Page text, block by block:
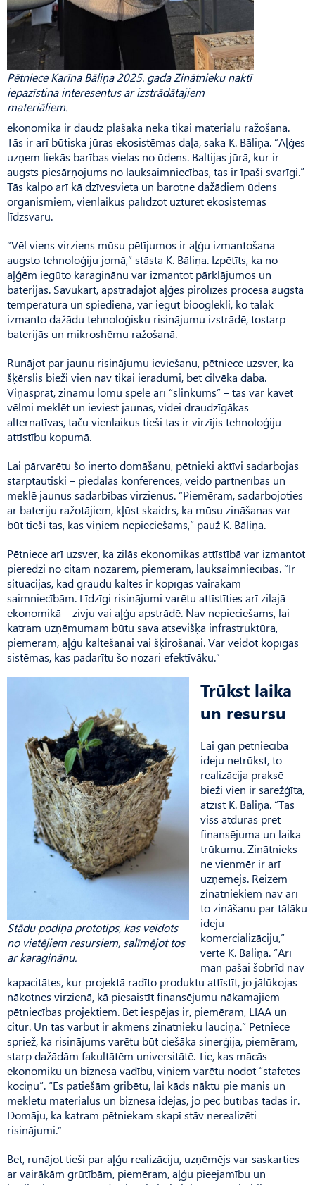
Pētniece Karīna Bāliņa 2025. gada Zinātnieku naktī
iepazīstina interesentus ar izstrādātajiem
materiāliem.
ekonomikā ir daudz plašāka nekā tikai materiālu ražošana.
Tās ir arī būtiska jūras ekosistēmas daļa, saka K. Bāliņa. “Aļģes
uzņem liekās barības vielas no ūdens. Baltijas jūrā, kur ir
augsts piesārņojums no lauksaimniecības, tas ir īpaši svarīgi.”
Tās kalpo arī kā dzīvesvieta un barotne dažādiem ūdens
organismiem, vienlaikus palīdzot uzturēt ekosistēmas
līdzsvaru.
“Vēl viens virziens mūsu pētījumos ir aļģu izmantošana
augsto tehnoloģiju jomā,” stāsta K. Bāliņa. Izpētīts, ka no
aļģēm iegūto karaginānu var izmantot pārklājumos un
baterijās. Savukārt, apstrādājot aļģes pirolīzes procesā augstā
temperatūrā un spiedienā, var iegūt biooglekli, ko tālāk
izmanto dažādu tehnoloģisku risinājumu izstrādē, tostarp
baterijās un mikroshēmu ražošanā.
Runājot par jaunu risinājumu ieviešanu, pētniece uzsver, ka
šķērslis bieži vien nav tikai ieradumi, bet cilvēka daba.
Viņasprāt, zināmu lomu spēlē arī “slinkums” – tas var kavēt
vēlmi meklēt un ieviest jaunas, videi draudzīgākas
alternatīvas, taču vienlaikus tieši tas ir virzījis tehnoloģiju
attīstību kopumā.
Lai pārvarētu šo inerto domāšanu, pētnieki aktīvi sadarbojas
starptautiski – piedalās konferencēs, veido partnerības un
meklē jaunus sadarbības virzienus. “Piemēram, sadarbojoties
ar bateriju ražotājiem, kļūst skaidrs, ka mūsu zināšanas var
būt tieši tas, kas viņiem nepieciešams,” pauž K. Bāliņa.
Pētniece arī uzsver, ka zilās ekonomikas attīstībā var izmantot
pieredzi no citām nozarēm, piemēram, lauksaimniecības. “Ir
situācijas, kad graudu kaltes ir kopīgas vairākām
saimniecībām. Līdzīgi risinājumi varētu attīstīties arī zilajā
ekonomikā – zivju vai aļģu apstrādē. Nav nepieciešams, lai
katram uzņēmumam būtu sava atsevišķa infrastruktūra,
piemēram, aļģu kaltēšanai vai šķirošanai. Var veidot kopīgas
sistēmas, kas padarītu šo nozari efektīvāku.”
Stādu podiņa prototips, kas veidots
no vietējiem resursiem, salīmējot tos
ar karaginānu.
Trūkst laika
un resursu
Lai gan pētniecībā
ideju netrūkst, to
realizācija praksē
bieži vien ir sarežģīta,
atzīst K. Bāliņa. “Tas
viss atduras pret
finansējuma un laika
trūkumu. Zinātnieks
ne vienmēr ir arī
uzņēmējs. Reizēm
zinātniekiem nav arī
to zināšanu par tālāku
ideju
komercializāciju,”
vērtē K. Bāliņa. “Arī
man pašai šobrīd nav
kapacitātes, kur projektā radīto produktu attīstīt, jo jālūkojas
nākotnes virzienā, kā piesaistīt finansējumu nākamajiem
pētniecības projektiem. Bet iespējas ir, piemēram, LIAA un
citur. Un tas varbūt ir akmens zinātnieku lauciņā.” Pētniece
spriež, ka risinājums varētu būt ciešāka sinerģija, piemēram,
starp dažādām fakultātēm universitātē. Tie, kas mācās
ekonomiku un biznesa vadību, viņiem varētu nodot “stafetes
kociņu”. “Es patiešām gribētu, lai kāds nāktu pie manis un
meklētu materiālus un biznesa idejas, jo pēc būtības tādas ir.
Domāju, ka katram pētniekam skapī stāv nerealizēti
risinājumi.”
Bet, runājot tieši par aļģu realizāciju, uzņēmējs var saskarties
ar vairākām grūtībām, piemēram, aļģu pieejamību un